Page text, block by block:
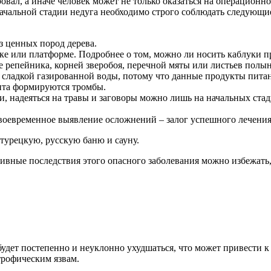
стадии недуга необходимо строго соблюдать
ценных пород дерева.
или платформе. Подробнее о том, можно ли носить каблуки
корней зверобоя, перечной мяты или листьев
газированной воды, потому что данные продукты
формируются тромбы.
надеяться на травы и заговоры можно лишь на начальных
выявление осложнений – залог успешного
русскую баню и сауну.
последствия этого опасного заболевания можно
постепенно и неуклонно ухудшаться, что может
язвам.